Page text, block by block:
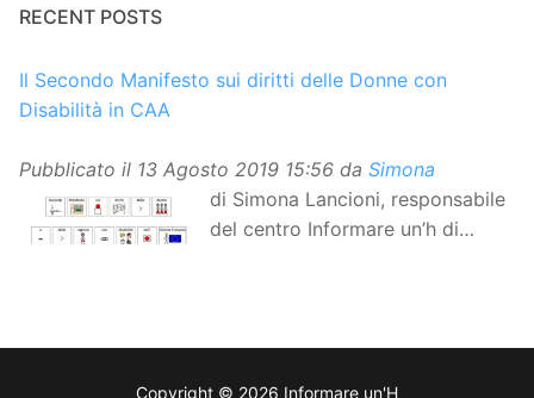
RECENT POSTS
Il Secondo Manifesto sui diritti delle Donne con
Disabilità in CAA
Pubblicato il 13 Agosto 2019 15:56 da Simona
di Simona Lancioni, responsabile
del centro Informare un’h di
aumentativa alternativa (CAA) del “Secondo Manifesto
Copyright © 2026 Informare un'H